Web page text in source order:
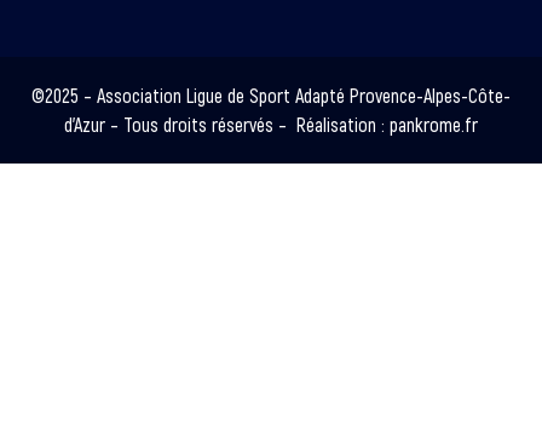
©2025 – Association Ligue de Sport Adapté Provence-Alpes-Côte-
d’Azur – Tous droits réservés – Réalisation : pankrome.fr